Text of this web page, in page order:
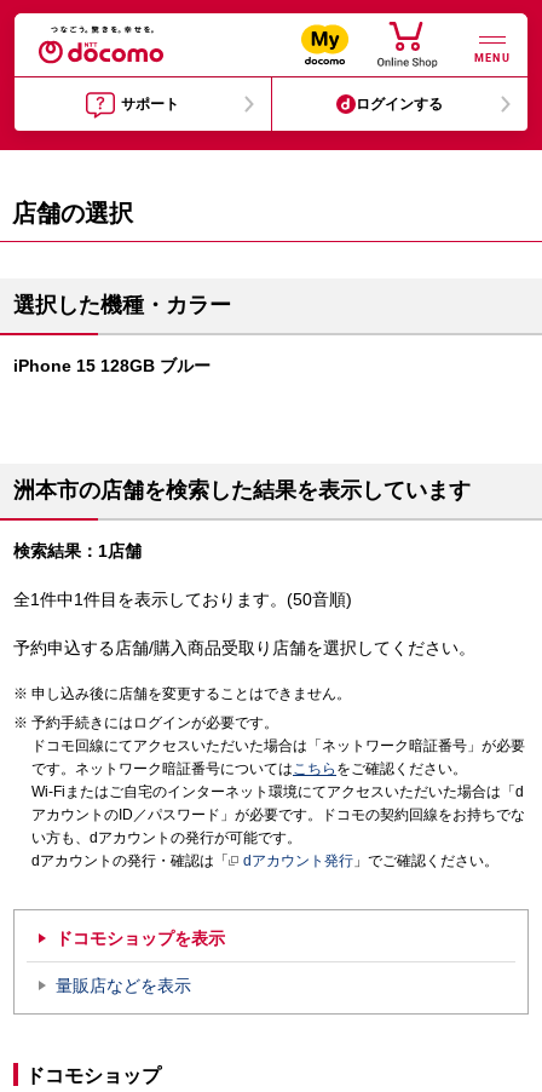
MENU
サポート ログインする
店舗の選択
選択した機種・カラー
iPhone 15 128GB ブルー
洲本市の店舗を検索した結果を表示しています
検索結果：1店舗
全1件中1件目を表示しております。(50音順)
予約申込する店舗/購入商品受取り店舗を選択してください。
申し込み後に店舗を変更することはできません。
予約手続きにはログインが必要です。
ドコモ回線にてアクセスいただいた場合は「ネットワーク暗証番号」が必要
です。ネットワーク暗証番号についてはこちら をご確認ください。
Wi-Fiまたはご自宅のインターネット環境にてアクセスいただいた場合は「d
アカウントのID／パスワード」が必要です。ドコモの契約回線をお持ちでな
い方も、dアカウントの発行が可能です。
dアカウントの発行・確認は「
dアカウント発行 」でご確認ください。
ドコモショップを表示
量販店などを表示
ドコモショップ